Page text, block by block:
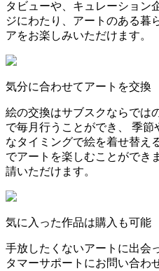
タビューや、キュレーション
ジにわたり、アートのある暮
アをお楽しみいただけます。
気分に合わせてアートを交換
絵の交換はサブスクならでは
で毎月行うことができ、 季節
なタイミングで絵を着せ替え
でアートを楽しむことができ
請いただけます。
気に入った作品は購入も可能
手放したくないアートに出会
タマーサポートにお問い合わ